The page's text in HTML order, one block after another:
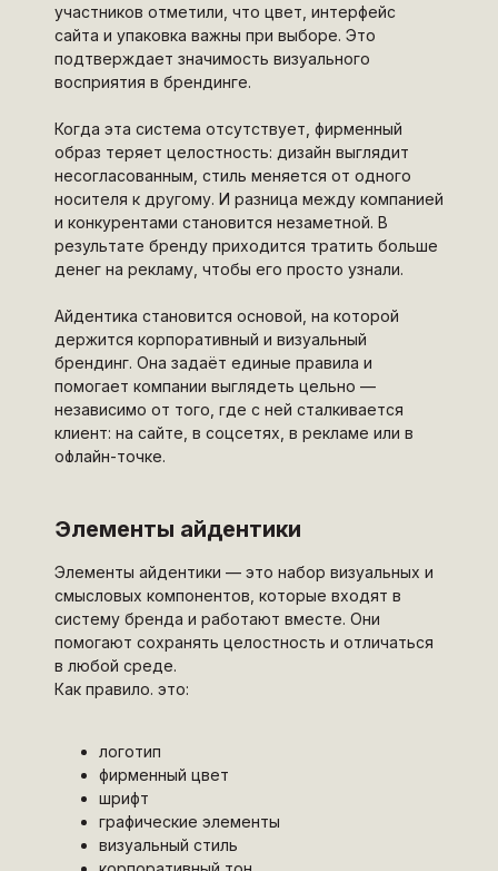
участников отметили, что цвет, интерфейс
сайта и упаковка важны при выборе. Это
подтверждает значимость визуального
восприятия в брендинге.
Когда эта система отсутствует, фирменный
образ теряет целостность: дизайн выглядит
несогласованным, стиль меняется от одного
носителя к другому. И разница между компанией
и конкурентами становится незаметной. В
результате бренду приходится тратить больше
денег на рекламу, чтобы его просто узнали.
Айдентика становится основой, на которой
держится корпоративный и визуальный
брендинг. Она задаёт единые правила и
помогает компании выглядеть цельно —
независимо от того, где с ней сталкивается
клиент: на сайте, в соцсетях, в рекламе или в
офлайн-точке.
Элементы айдентики — это набор визуальных и
смысловых компонентов, которые входят в
систему бренда и работают вместе. Они
помогают сохранять целостность и отличаться
в любой среде.
Как правило. это:
логотип
фирменный цвет
шрифт
графические элементы
визуальный стиль
Элементы айдентики